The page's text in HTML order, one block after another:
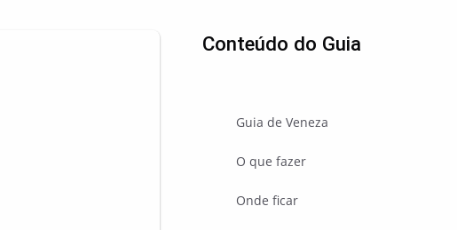
Conteúdo do Guia
Guia de Veneza
O que fazer
Onde ficar